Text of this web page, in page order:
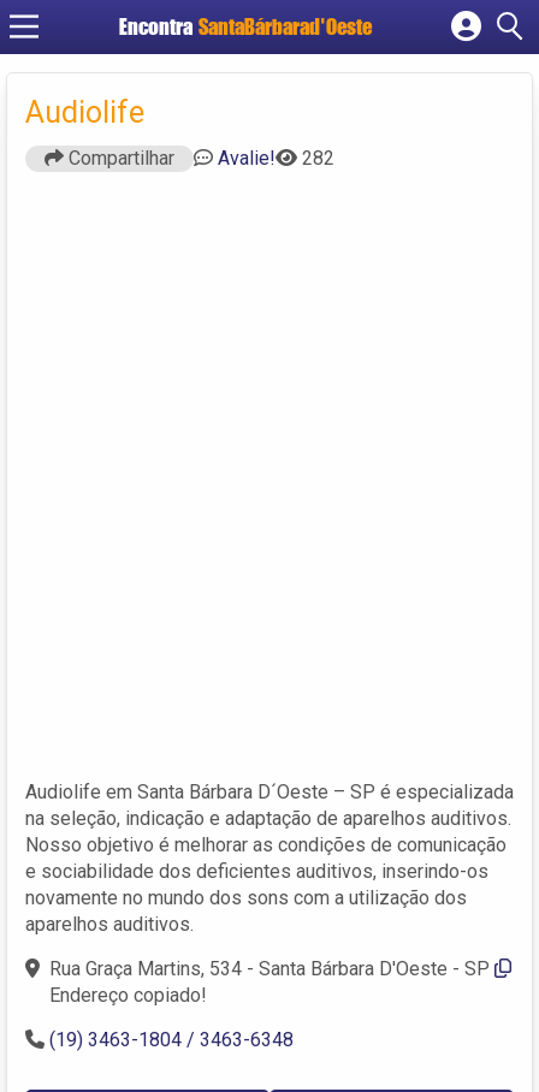
Encontra SantaBárbarad'Oeste
Cadastrar empresa
Audiolife
Compartilhar Avalie! 282
Audiolife em Santa Bárbara D´Oeste – SP é especializada
na seleção, indicação e adaptação de aparelhos auditivos.
Nosso objetivo é melhorar as condições de comunicação
e sociabilidade dos deficientes auditivos, inserindo-os
novamente no mundo dos sons com a utilização dos
aparelhos auditivos.
Rua Graça Martins, 534 - Santa Bárbara D'Oeste - SP
Endereço copiado!
(19) 3463-1804 / 3463-6348